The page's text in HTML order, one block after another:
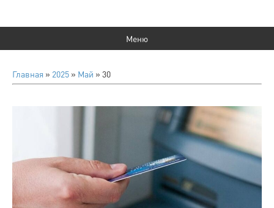
Главная » 2025 » Май » 30